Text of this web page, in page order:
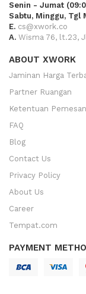
Senin - Jumat
Sabtu, Minggu, Tgl
E. cs@xwork.co
A. Wisma 76, lt.23,
ABOUT XWORK
Jaminan Harga
Partner Ruangan
Ketentuan
FAQ
Blog
Contact Us
Privacy Policy
About Us
Career
Tempat.com
PAYMENT